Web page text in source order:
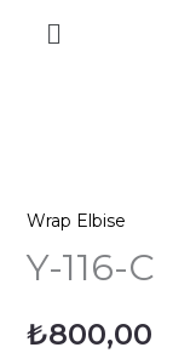
Wrap Elbise
Y-116-C
₺800,00